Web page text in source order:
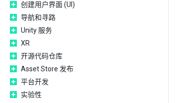
创建用户界面 (UI)
导航和寻路
Unity 服务
XR
开源代码仓库
Asset Store 发布
平台开发
实验性